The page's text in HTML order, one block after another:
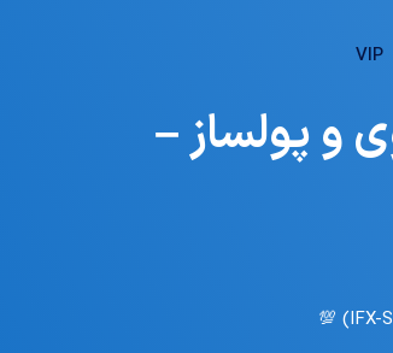
VIP
بسیار قوی و پولساز –